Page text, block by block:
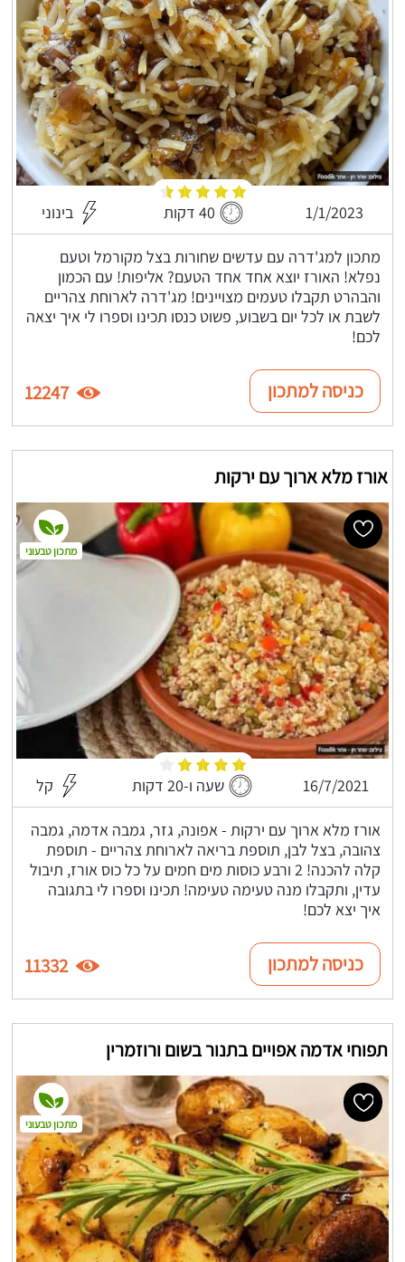
1/1/2023 40 דקות בינוני
מתכון למג'דרה עם עדשים שחורות בצל מקורמל וטעם
נפלא! האורז יוצא אחד אחד הטעם? אליפות! עם הכמון
והבהרט תקבלו טעמים מצויינים! מג'דרה לארוחת צהריים
לשבת או לכל יום בשבוע, פשוט כנסו תכינו וספרו לי איך יצאה
לכם!
כניסה למתכון 12247
אורז מלא ארוך עם ירקות
16/7/2021 שעה ו-20 דקות קל
אורז מלא ארוך עם ירקות - אפונה, גזר, גמבה אדמה, גמבה
צהובה, בצל לבן, תוספת בריאה לארוחת צהריים - תוספת
קלה להכנה! 2 ורבע כוסות מים חמים על כל כוס אורז, תיבול
עדין, ותקבלו מנה טעימה טעימה! תכינו וספרו לי בתגובה
איך יצא לכם!
מתכון טבעוני
כניסה למתכון 11332
תפוחי אדמה אפויים בתנור בשום ורוזמרין
מתכון טבעוני